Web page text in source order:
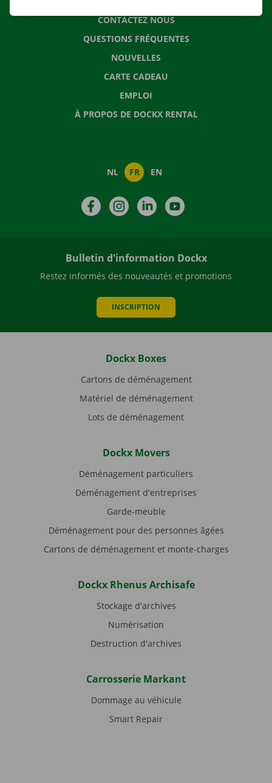
CONTACTEZ NOUS
QUESTIONS FRÉQUENTES
NOUVELLES
CARTE CADEAU
EMPLOI
À PROPOS DE DOCKX RENTAL
NL FR EN
FacebookInstagramLinkedIn
Bulletin d'information Dockx
Restez informés des nouveautés et promotions
INSCRIPTION
Dockx Boxes
Cartons de déménagement
Matériel de déménagement
Lots de déménagement
Dockx Movers
Déménagement particuliers
Déménagement d'entreprises
Garde-meuble
Déménagement pour des personnes âgées
Cartons de déménagement et monte-charges
Dockx Rhenus Archisafe
Stockage d'archives
Numérisation
Destruction d'archives
Carrosserie Markant
Dommage au véhicule
Smart Repair